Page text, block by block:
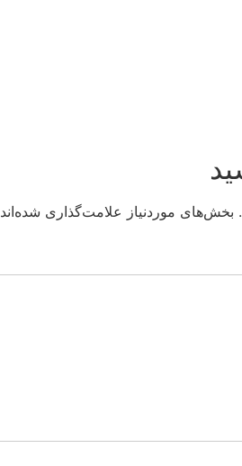
بخش‌های موردنیاز علامت‌گذاری شده‌اند